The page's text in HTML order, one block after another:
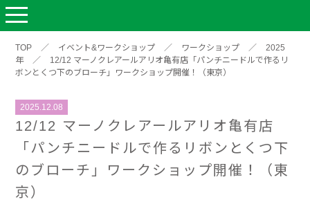
TOP ／ イベント&ワークショップ ／ ワークショップ ／
2025
年
／
12/12 マーノクレアールアリオ亀有店「パンチニードルで作るリ
ボンとくつ下のブローチ」ワークショップ開催！（東京）
2025.12.08
12/12 マーノクレアールアリオ亀有店
「パンチニードルで作るリボンとくつ下
のブローチ」ワークショップ開催！（東
京）